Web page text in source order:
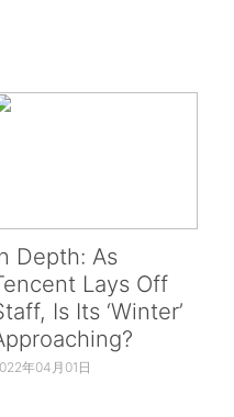
Depth: As
Lays Off
Is Its ‘Winter’
年04月01日